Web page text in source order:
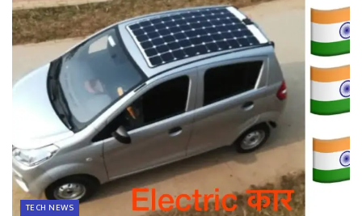
TECH NEWS